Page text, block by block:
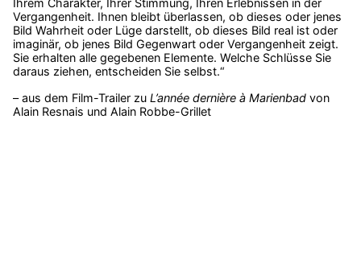
Vergangenheit. Ihnen bleibt überlassen, ob dieses oder jenes
Bild Wahrheit oder Lüge darstellt, ob dieses Bild real ist oder
imaginär, ob jenes Bild Gegenwart oder Vergangenheit zeigt.
Sie erhalten alle gegebenen Elemente. Welche Schlüsse Sie
daraus ziehen, entscheiden Sie selbst.“
– aus dem Film-Trailer zu L’année dernière à Marienbad von
Alain Resnais und Alain Robbe-Grillet